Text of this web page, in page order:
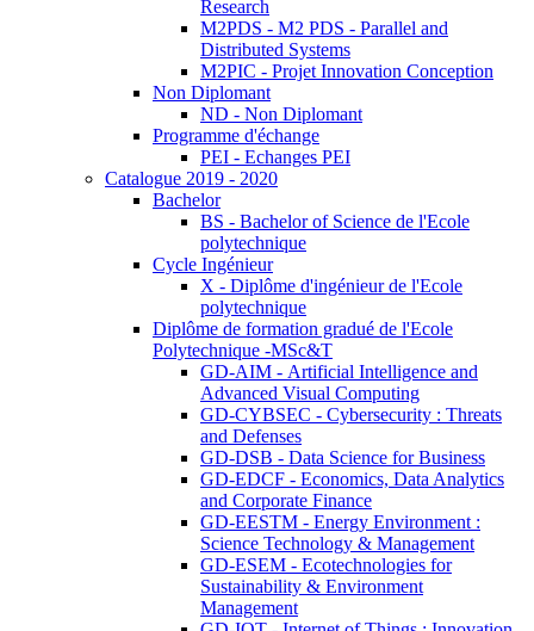
Research
M2PDS - M2 PDS - Parallel and
Distributed Systems
M2PIC - Projet Innovation Conception
Non Diplomant
ND - Non Diplomant
Programme d'échange
PEI - Echanges PEI
Catalogue 2019 - 2020
Bachelor
BS - Bachelor of Science de l'Ecole
polytechnique
Cycle Ingénieur
X - Diplôme d'ingénieur de l'Ecole
polytechnique
Diplôme de formation gradué de l'Ecole
Polytechnique -MSc&T
GD-AIM - Artificial Intelligence and
Advanced Visual Computing
GD-CYBSEC - Cybersecurity : Threats
and Defenses
GD-DSB - Data Science for Business
GD-EDCF - Economics, Data Analytics
and Corporate Finance
GD-EESTM - Energy Environment :
Science Technology & Management
GD-ESEM - Ecotechnologies for
Sustainability & Environment
Management